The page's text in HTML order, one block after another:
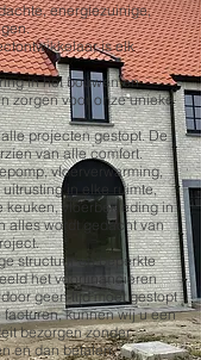
energiezuinige,
is elk
in het bouwen en
zorgen voor onze unieke
projecten gestopt. De
van alle comfort.
vloerverwarming,
in elke ruimte,
keuken, vloerbekleding in
alles wordt gedacht van
structuur en beperkte
het voorfinancieren
geen tijd moet gestopt
kunnen wij u een
bezorgen zonder
en dan betalen.